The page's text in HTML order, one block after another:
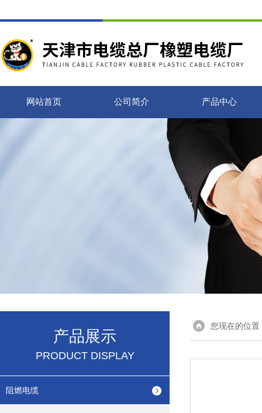
网站首页 公司简介 产品中心
产品展示
PRODUCT DISPLAY
阻燃电缆
您现在的位置